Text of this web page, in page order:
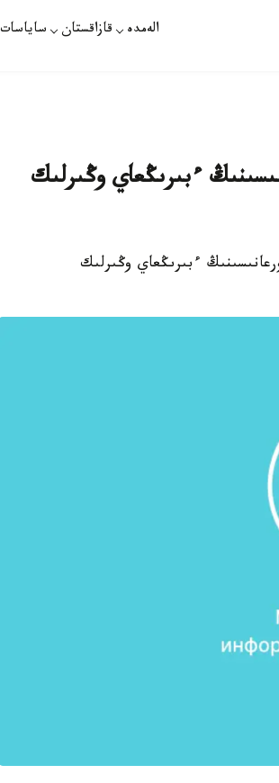
الەمدە قازاقستان ساياسات
ءبىرىڭعاي وڭىرلىك
ءبىرىڭعاي وڭىرلىك